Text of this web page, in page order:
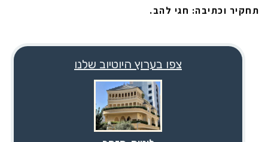
תחקיר וכתיבה: חגי להב.
צפו בערוץ היוטיוב שלנו